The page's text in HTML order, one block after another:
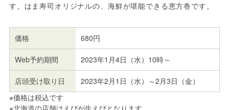
す。はま寿司オリジナルの、海鮮が堪能できる恵方巻です。
価格 680円
Web予約期間 2023年1月4日（水）10時～
店頭受け取り日
2023年2月1日（水）～2月3日（金）
※価格は税込です